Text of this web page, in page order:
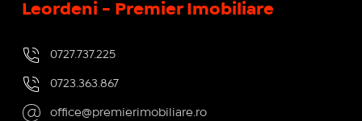
Leordeni - Premier Imobiliare
0727.737.225
0723.363.867
office@premierimobiliare.ro